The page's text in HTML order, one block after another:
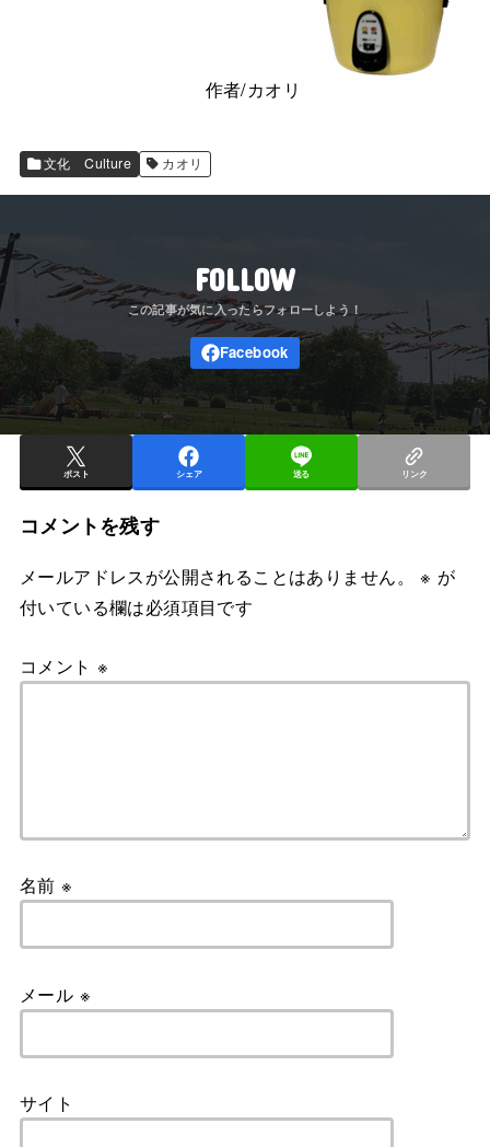
作者/カオリ
文化 Culture カオリ
FOLLOW
ポスト シェア 送る リンク
コメントを残す
メールアドレスが公開されることはありません。 ※ が
付いている欄は必須項目です
コメント ※
名前※
メール ※
サイト